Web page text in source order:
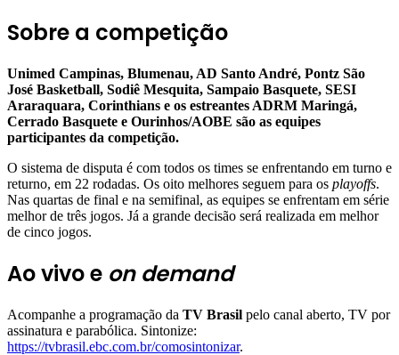
Sobre a competição
Unimed Campinas, Blumenau, AD Santo André, Pontz São
José Basketball, Sodiê Mesquita, Sampaio Basquete, SESI
Araraquara, Corinthians e os estreantes ADRM Maringá,
Cerrado Basquete e Ourinhos/AOBE são as equipes
participantes da competição.
O sistema de disputa é com todos os times se enfrentando em turno e
returno, em 22 rodadas. Os oito melhores seguem para os playoffs.
Nas quartas de final e na semifinal, as equipes se enfrentam em série
melhor de três jogos. Já a grande decisão será realizada em melhor
de cinco jogos.
Ao vivo e on demand
Acompanhe a programação da TV Brasil pelo canal aberto, TV por
assinatura e parabólica. Sintonize:
https://tvbrasil.ebc.com.br/comosintonizar.